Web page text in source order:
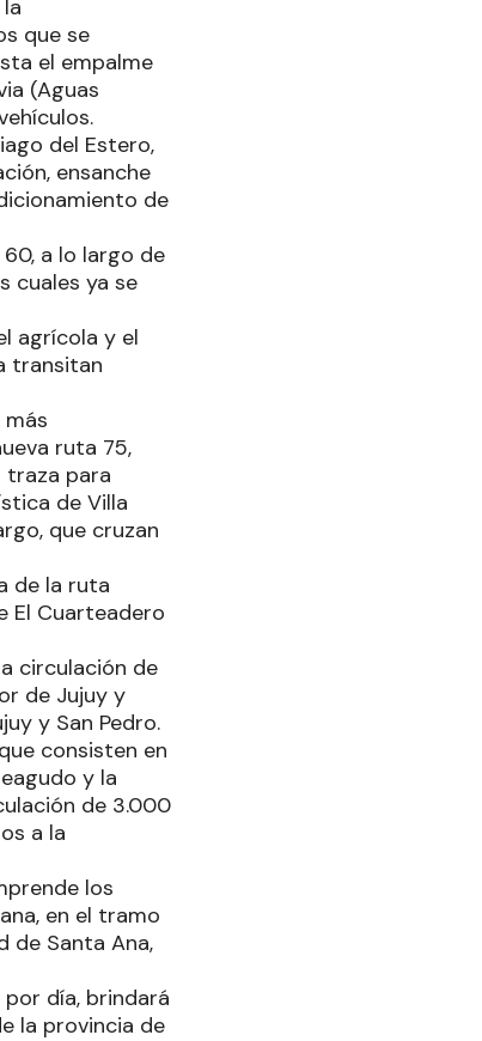
que se
el empalme
(Aguas
del Estero,
ensanche
de
a lo largo de
cuales ya se
agrícola y el
transitan
ruta 75,
traza para
de Villa
que cruzan
de la ruta
El Cuarteadero
circulación de
de Jujuy y
y San Pedro.
consisten en
y la
de 3.000
a la
los
en el tramo
de Santa Ana,
día, brindará
la provincia de